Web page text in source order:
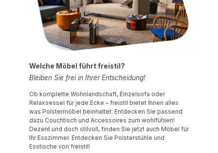
Welche Möbel führt freistil?
Bleiben Sie frei in Ihrer Entscheidung!
Ob komplette Wohnlandschaft, Einzelsofa oder
Relaxsessel für jede Ecke – freistil bietet Ihnen alles
was Polstermöbel beinhaltet. Entdecken Sie passend
dazu Couchtisch und Accessoires zum wohlfühlen!
Dezent und doch stilvoll, finden Sie jetzt auch Möbel für
Ihr Esszimmer. Entdecken Sie Polsterstühle und
Esstische von freistil!